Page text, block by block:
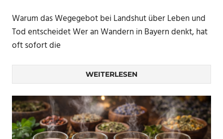
Warum das Wegegebot bei Landshut über Leben und
Tod entscheidet Wer an Wandern in Bayern denkt, hat
oft sofort die
WEITERLESEN